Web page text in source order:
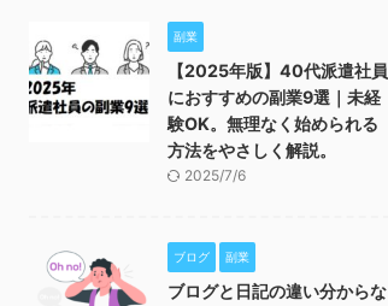
副業
【2025年版】40代派遣社員
におすすめの副業9選｜未経
験OK。無理なく始められる
方法をやさしく解説。
2025/7/6
ブログ 副業
ブログと日記の違い分からな